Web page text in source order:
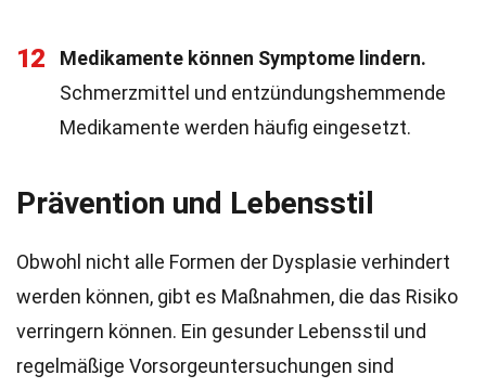
12
Medikamente können Symptome lindern.
Schmerzmittel und entzündungshemmende
Medikamente werden häufig eingesetzt.
Prävention und Lebensstil
Obwohl nicht alle Formen der Dysplasie verhindert
werden können, gibt es Maßnahmen, die das Risiko
verringern können. Ein gesunder Lebensstil und
regelmäßige Vorsorgeuntersuchungen sind